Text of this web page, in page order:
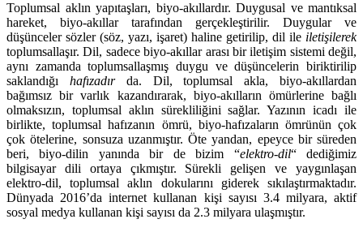
Toplumsal aklın yapıtaşları, biyo-akıllardır. Duygusal ve mantıksal
hareket, biyo-akıllar tarafından gerçekleştirilir. Duygular ve
düşünceler sözler (söz, yazı, işaret) haline getirilip, dil ile iletişilerek
toplumsallaşır. Dil, sadece biyo-akıllar arası bir iletişim sistemi değil,
aynı zamanda toplumsallaşmış duygu ve düşüncelerin biriktirilip
saklandığı hafızadırda. Dil, toplumsal akla, biyo-akıllardan
bağımsız bir varlık kazandırarak, biyo-akılların ömürlerine bağlı
olmaksızın, toplumsal aklın sürekliliğini sağlar. Yazının icadı ile
birlikte, toplumsal hafızanın ömrü, biyo-hafızaların ömrünün çok
çok ötelerine, sonsuza uzanmıştır. Öte yandan, epeyce bir süreden
beri, biyo-dilin yanında bir de bizim “elektro-dil“ dediğimiz
bilgisayar dili ortaya çıkmıştır. Sürekli gelişen ve yaygınlaşan
elektro-dil, toplumsal aklın dokularını giderek sıkılaştırmaktadır.
Dünyada 2016’da internet kullanan kişi sayısı 3.4 milyara, aktif
sosyal medya kullanan kişi sayısı da 2.3 milyara ulaşmıştır.